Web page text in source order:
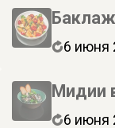
6 июня
Мидии
6 июня